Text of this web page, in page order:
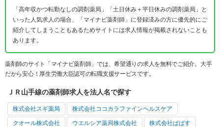
「高年収かつ転勤なしの調剤薬局」「土日休み＋平日休みの調剤薬局」と
いった人気求人の場合、「マイナビ薬剤師」に登録済みの方に優先的にご
紹介してしまうこともあるためサイトには求人情報が掲載されないことも
あります。
薬剤師のサイト「マイナビ薬剤師」では、希望通りの求人を無料でご紹介。大手
だから安心！厚生労働大臣認可の転職支援サービスです。
ＪＲ山手線の薬剤師求人を法人名で探す
株式会社スギ薬局 株式会社ココカラファインヘルスケア
クオール株式会社 ウエルシア薬局株式会社 株式会社ぱぱす